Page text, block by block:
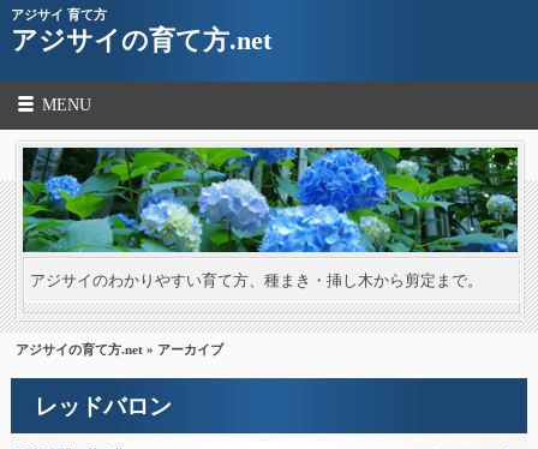
アジサイ 育て方
アジサイの育て方.net
MENU
アジサイのわかりやすい育て方、種まき・挿し木から剪定まで。
アジサイの育て方.net » アーカイブ
レッドバロン